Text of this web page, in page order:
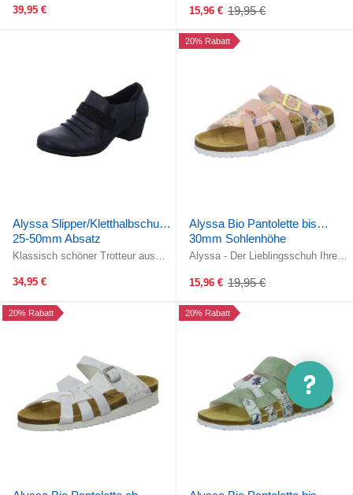
Schafthöhe macht den Schuh zu
39,95 €
Rist ermöglicht ein optimales
Anpassen ...
15,96 €
Old
19,95 €
Alyssa Slipper/Kletthalbschuh
25-50mm Absatz
Klassisch schöner Trotteur aus
Ausstattung im Bereich des
34,95 €
20% Rabatt
Alyssa Bio Pantolette bis
30mm Sohlenhöhe
Alyssa - Der Lieblingsschuh Ihrer
über dem Rist ermöglicht ein ...
15,96 €
Old
19,95 €
20% Rabatt 20% Rabatt